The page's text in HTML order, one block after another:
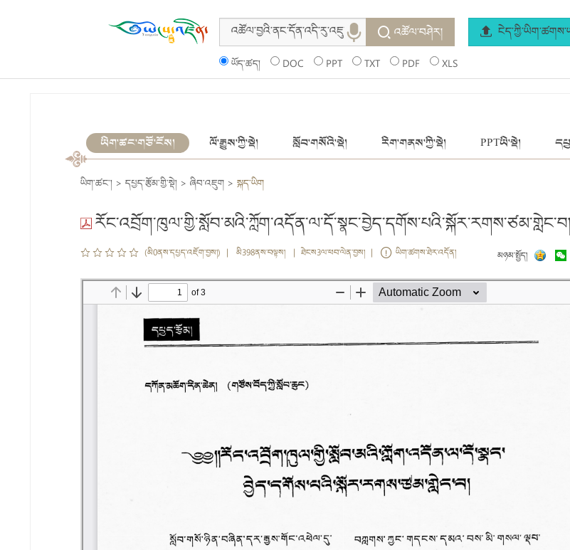
འཚོལ་བཤེར།
ཡོད་ཚད། DOC PPT TXT PDF XLS
ཡིག་ཚང་གཙོ་ངོས། ལོ་རྒྱུས་ཀྱི་སྡེ། སློབ་གསོའི་སྡེ། རིག་གནས་ཀྱི་སྡེ། PPTཡི་སྡེ།
ཡིག་ཚང་། > དཔྱད་རྩོམ་གྱི་སྡེ། > ཞིབ་འཇུག > སྐད་ཡིག
རོང་འབྲོག་ཁུལ་གྱི་སློབ་མའི་ཀློག་འདོན་ལ་དོ་སྣང་བྱེད་དགོས་པའི་སྐོར་རགས་ཙམ་གླེང་བ།
མཉམ་སྤྱོད།
(མི0ནས་དཔྱད་འཇོག་བྱས།) | མི398ནས་བལྟས། | ཐེངས3ལ་ཕབ་ལེན་བྱས། | ཡིག་ཚགས་ཐེར་འདོན།